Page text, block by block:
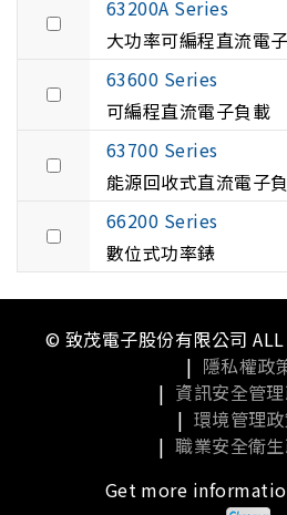
63200A Series
大功率可編程直流電
63600 Series
可編程直流電子負載
63700 Series
能源回收式直流電子
66200 Series
數位式功率錶
© 致茂電子股份有限公司 ALL
| 隱私權政
| 資訊安全管
| 環境管理
| 職業安全衛
Get more